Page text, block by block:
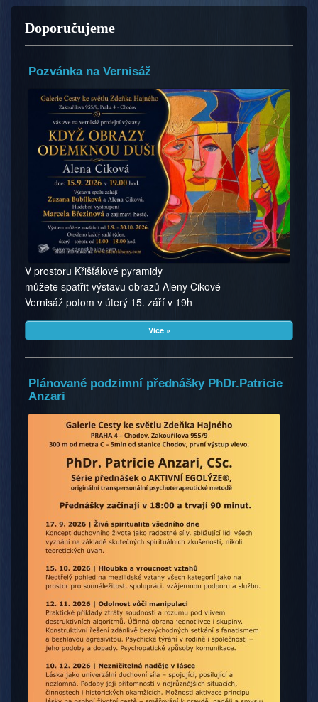
Doporučujeme
Pozvánka na Vernisáž
V prostoru Křišťálové pyramidy
můžete spatřit výstavu obrazů Aleny Cikové
Vernisáž potom v úterý 15. září v 19h
Více »
Plánované podzimní přednášky PhDr.Patricie
Anzari